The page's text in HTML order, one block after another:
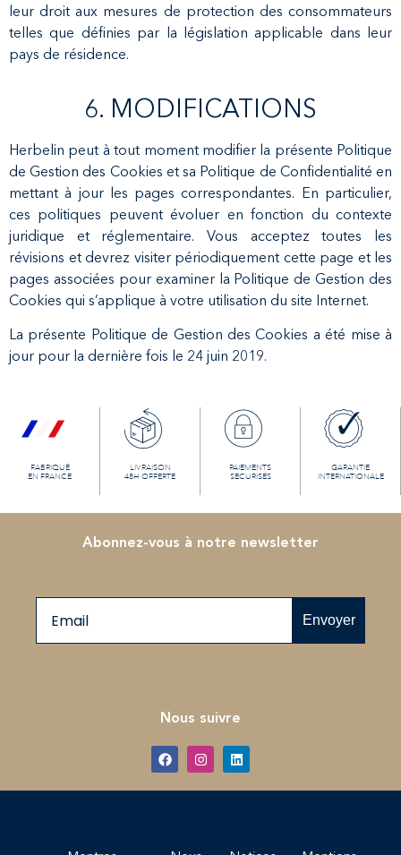
leur droit aux mesures de protection des consommateurs
telles que définies par la législation applicable dans leur
pays de résidence.
6. MODIFICATIONS
Herbelin peut à tout moment modifier la présente Politique
de Gestion des Cookies et sa Politique de Confidentialité en
mettant à jour les pages correspondantes. En particulier,
ces politiques peuvent évoluer en fonction du contexte
juridique et réglementaire. Vous acceptez toutes les
révisions et devrez visiter périodiquement cette page et les
pages associées pour examiner la Politique de Gestion des
Cookies qui s’applique à votre utilisation du site Internet.
La présente Politique de Gestion des Cookies a été mise à
jour pour la dernière fois le 24 juin 2019.
FABRIQUÉ
EN FRANCE
LIVRAISON
48H OFFERTE
PAIEMENTS
SECURISÉS
GARANTIE
INTERNATIONALE
Abonnez-vous à notre newsletter
Envoyer
Nous suivre